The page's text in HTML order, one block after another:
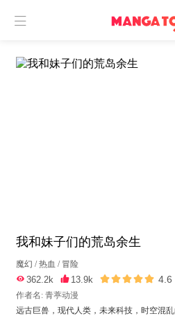

我和妹子们的荒岛余生
魔幻 /热血 / 冒险
 362.2k  13.9k  4.6
作者名: 青葶动漫
远古巨兽，现代人类，未来科技，时空混